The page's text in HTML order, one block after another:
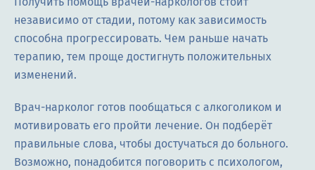
независимо от стадии, потому как зависимость
способна прогрессировать. Чем раньше начать
терапию, тем проще достигнуть положительных
изменений.
Врач-нарколог готов пообщаться с алкоголиком и
мотивировать его пройти лечение. Он подберёт
правильные слова, чтобы достучаться до больного.
Возможно, понадобится поговорить с психологом,